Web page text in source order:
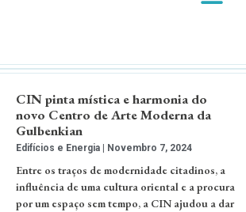
CIN pinta mística e harmonia do
novo Centro de Arte Moderna da
Gulbenkian
Edifícios e Energia Novembro 7, 2024
Entre os traços de modernidade citadinos, a
influência de uma cultura oriental e a procura
por um espaço sem tempo, a CIN ajudou a dar